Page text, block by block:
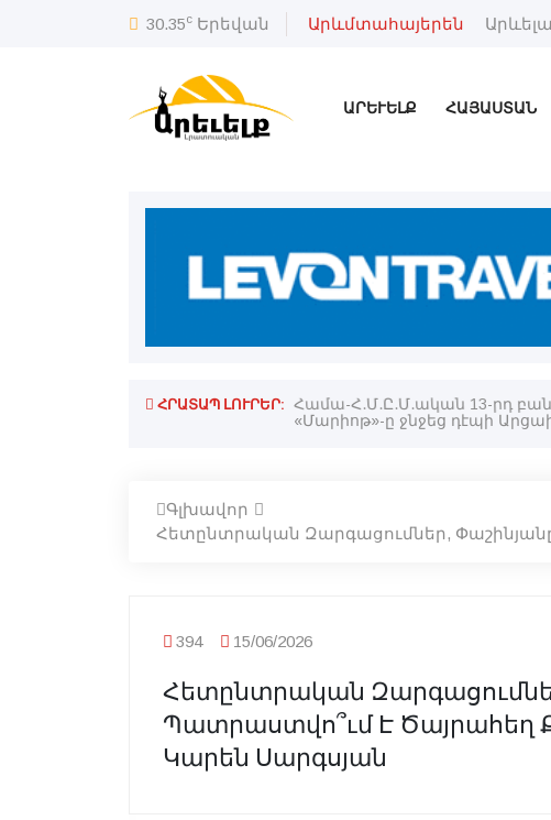
30.35c Երեվան Արևմտահայերեն
ԱՐԵՒԵԼՔ ՀԱՅԱՍՏԱՆ
ՀՐԱՏԱՊ ԼՈՒՐԵՐ: Համա-Հ.Մ.Ը.Մ.ական 13-րդ
Գլխավոր
Հետընտրական Զարգացումներ, Փաշինյանը
394 15/06/2026
Հետընտրական
Պատրաստվո՞ւմ Է Ծայրահեղ
Կարեն Սարգսյան